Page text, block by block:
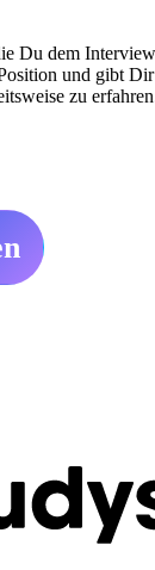
Du dem
und gibt
zu